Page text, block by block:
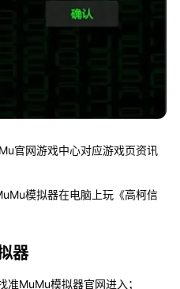
官网游戏中心对应游戏页资讯
模拟器在电脑上玩《高柯信
器
准MuMu模拟器官网进入；